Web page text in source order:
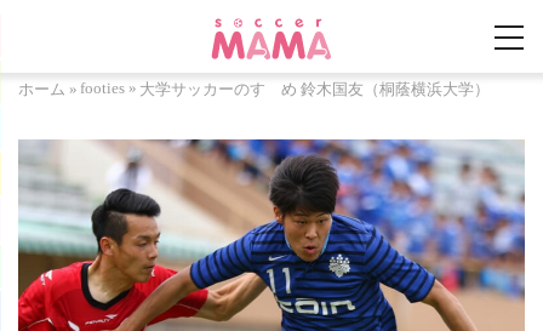
ホーム » footies » 大学サッカーのすゝめ 鈴木国友（桐蔭横浜大学）